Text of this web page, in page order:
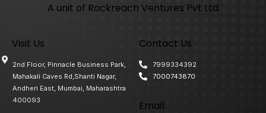
A unit of Rockreach Ventures Pvt Ltd
Visit Us
2nd Floor, Pinnacle Business Park,
Mahakali Caves Rd,Shanti Nagar,
Andheri East, Mumbai, Maharashtra
400093
Contact Us
7999334392
7000743870
Email: